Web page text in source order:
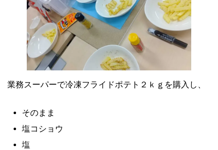
業務スーパーで冷凍フライドポテト２ｋｇを購入し、
そのまま
塩コショウ
塩